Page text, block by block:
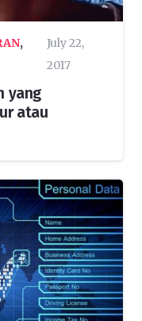
,
July 22,
2017
yang
atau